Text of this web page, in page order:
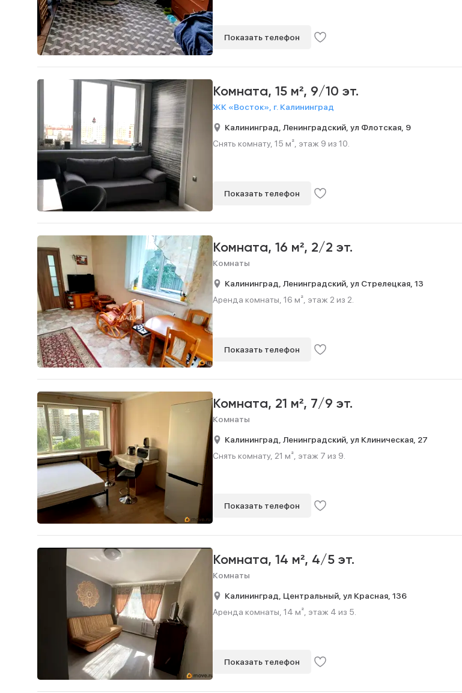
Показать телефон
Комната, 15 м², 9/10 эт.
ЖК «Восток», г. Калининград
Калининград, Ленинградский, ул Флотская, 9
Снять комнату, 15 м², этаж 9 из 10.
Показать телефон
Комната, 16 м², 2/2 эт.
Комнаты
Калининград, Ленинградский, ул Стрелецкая, 13
Аренда комнаты, 16 м², этаж 2 из 2.
Показать телефон
Комната, 21 м², 7/9 эт.
Комнаты
Калининград, Ленинградский, ул Клиническая, 27
Снять комнату, 21 м², этаж 7 из 9.
Показать телефон
Комната, 14 м², 4/5 эт.
Комнаты
Калининград, Центральный, ул Красная, 136
Аренда комнаты, 14 м², этаж 4 из 5.
Показать телефон